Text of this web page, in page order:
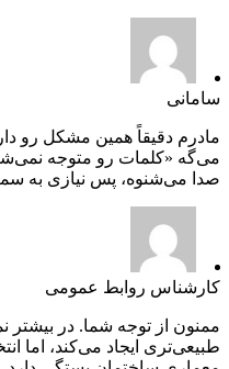
سامانی
مادرم دقیقاً همین مشکل رو
می‌گه «کلمات رو متوجه
صدا می‌شنوه، پس نیازی به
کارشناس روابط عمومی
ممنون از توجه شما. در بیشتر
طبیعی‌تری ایجاد می‌کند، اما